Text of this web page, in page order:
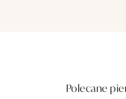
Polecane